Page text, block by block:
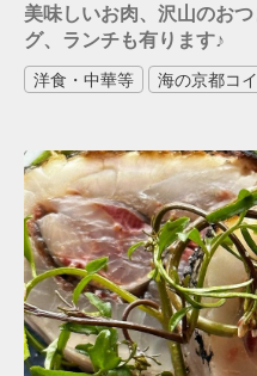
美味しいお肉、沢山のお
グ、ランチも有ります♪
洋食・中華等 海の京都コ